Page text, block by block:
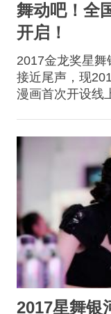
舞动吧！全
开启！
2017金龙奖星
接近尾声，现
漫画首次开设线
2017星舞银